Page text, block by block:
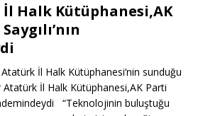
Halk Kütüphanesi,AK
Atatürk İl Halk Kütüphanesi’nin sunduğu
İl Halk Kütüphanesi,AK Parti
“Teknolojinin buluştuğu